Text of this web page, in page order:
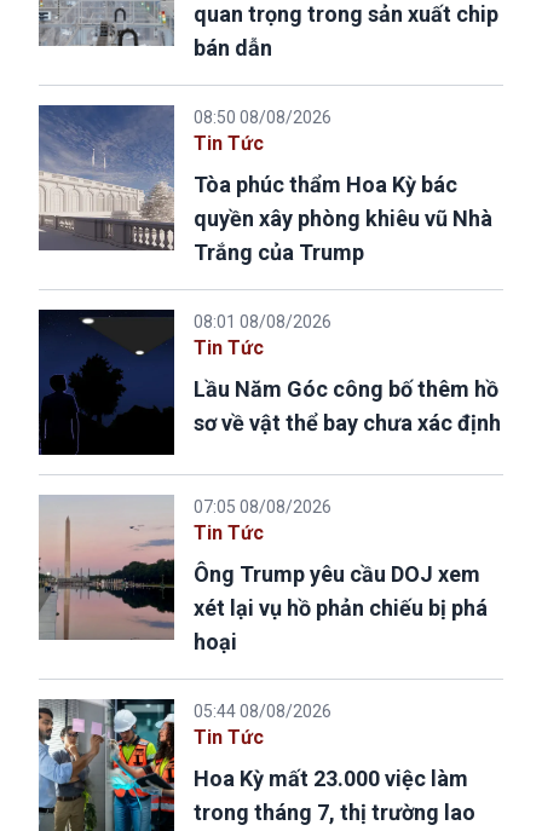
quan trọng trong sản xuất chip
bán dẫn
08:50 08/08/2026
Tin Tức
Tòa phúc thẩm Hoa Kỳ bác
quyền xây phòng khiêu vũ Nhà
Trắng của Trump
08:01 08/08/2026
Tin Tức
Lầu Năm Góc công bố thêm hồ
sơ về vật thể bay chưa xác định
07:05 08/08/2026
Tin Tức
Ông Trump yêu cầu DOJ xem
xét lại vụ hồ phản chiếu bị phá
hoại
05:44 08/08/2026
Tin Tức
Hoa Kỳ mất 23.000 việc làm
trong tháng 7, thị trường lao